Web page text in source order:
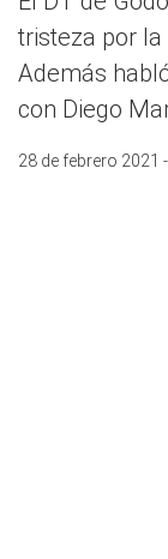
tristeza por
Además
con Diego
28 de febrero 2021